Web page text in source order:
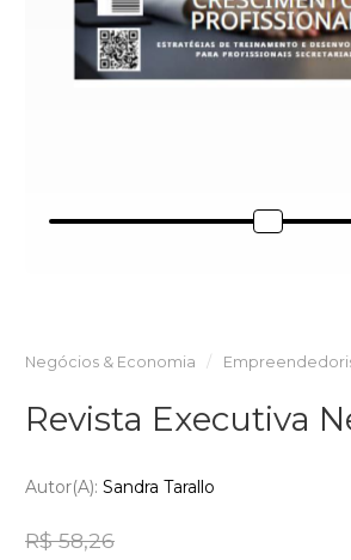
Negócios & Economia
Revista Executiva
Autor(a): Sandra Tarallo
R$ 58,26